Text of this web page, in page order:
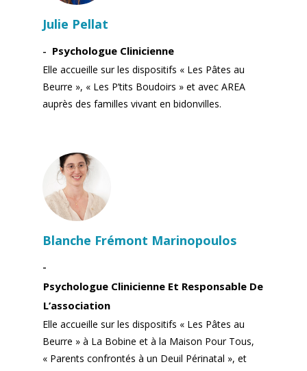
Julie Pellat
Psychologue Clinicienne
Elle accueille sur les dispositifs « Les Pâtes au
Beurre », « Les P’tits Boudoirs » et avec AREA
auprès des familles vivant en bidonvilles.
Blanche Frémont Marinopoulos
Psychologue Clinicienne Et Responsable De
L’association
Elle accueille sur les dispositifs « Les Pâtes au
Beurre » à La Bobine et à la Maison Pour Tous,
« Parents confrontés à un Deuil Périnatal », et